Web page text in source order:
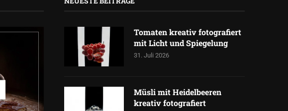
Tomaten kreativ fotografiert
mit Licht und Spiegelung
31. Juli 2026
Müsli mit Heidelbeeren
kreativ fotografiert